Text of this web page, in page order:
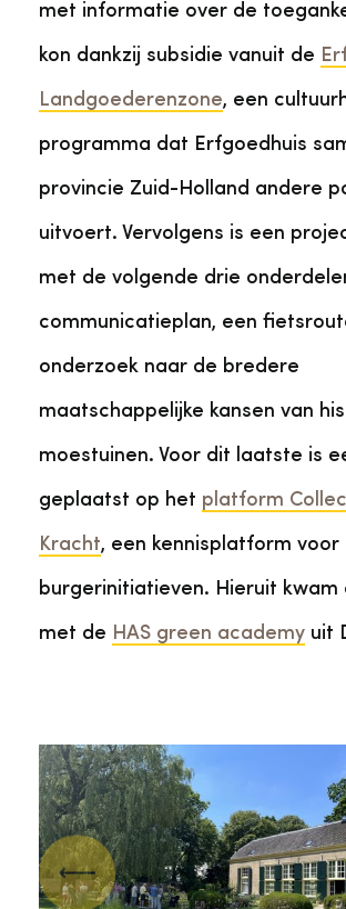
met informatie over de
kon dankzij subsidie vanuit de
Landgoederenzone, een
programma dat Erfgoedhuis
provincie Zuid-Holland andere
uitvoert. Vervolgens is een
met de volgende drie
communicatieplan, een
onderzoek naar de bredere
maatschappelijke kansen van
moestuinen. Voor dit laatste is
geplaatst op het platform
Kracht, een kennisplatform voor
burgerinitiatieven. Hieruit kwam
met de HAS green academy uit
Vorige